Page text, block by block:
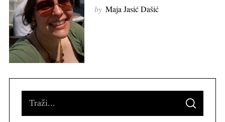
by Maja Jasić Dašić
S
A